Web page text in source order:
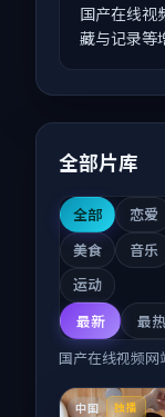
国产在线视
藏与记录等
全部片库
全部 恋爱
美食
音乐
运动
最新
最热
国产在线视频网
中国 独播